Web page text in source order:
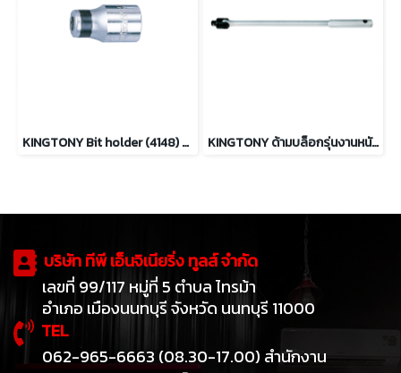
KINGTONY Bit holder (4148) หัวไขควงตอก 1/2” drive bit holders KINGTONY ด้ามบล็อกรุ่นงานหนัก 1/2” ความยาว 18นิ้ว และ 24นิ้ว
บริษัท ทีพี เอ็นจิเนียริ่ง ทูลส์ จำกัด
เลขที่ 99/117 หมู่ที่ 5 ตำบล ไทรม้า
อำเภอ เมืองนนทบุรี จังหวัด นนทบุรี 11000
TEL
062-965-6663 (08.30-17.00) สำนักงาน